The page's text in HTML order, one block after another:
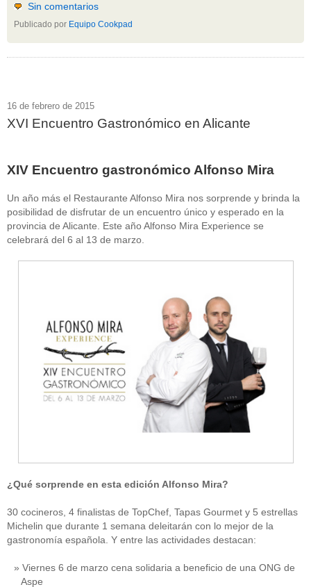
Sin comentarios
Publicado por Equipo Cookpad
16 de febrero de 2015
XVI Encuentro Gastronómico en Alicante
XIV Encuentro gastronómico Alfonso Mira
Un año más el Restaurante Alfonso Mira nos sorprende y brinda la
posibilidad de disfrutar de un encuentro único y esperado en la
provincia de Alicante. Este año Alfonso Mira Experience se
celebrará del 6 al 13 de marzo.
¿Qué sorprende en esta edición Alfonso Mira?
30 cocineros, 4 finalistas de TopChef, Tapas Gourmet y 5 estrellas
Michelin que durante 1 semana deleitarán con lo mejor de la
gastronomía española. Y entre las actividades destacan:
Viernes 6 de marzo cena solidaria a beneficio de una ONG de
Aspe